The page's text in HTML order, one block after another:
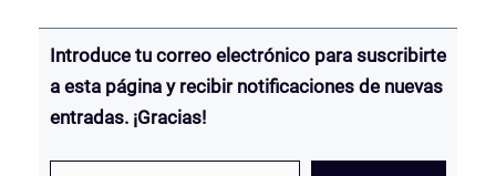
Introduce tu correo electrónico para suscribirte
a esta página y recibir notificaciones de nuevas
entradas. ¡Gracias!
Escribe tu email…